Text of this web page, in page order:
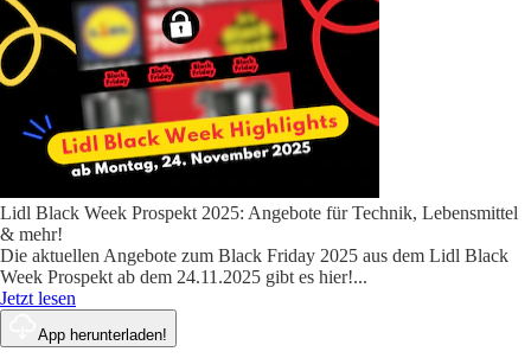
Lidl Black Week Prospekt 2025: Angebote für Technik, Lebensmittel
& mehr!
Die aktuellen Angebote zum Black Friday 2025 aus dem Lidl Black
Week Prospekt ab dem 24.11.2025 gibt es hier!...
Jetzt lesen
App herunterladen!